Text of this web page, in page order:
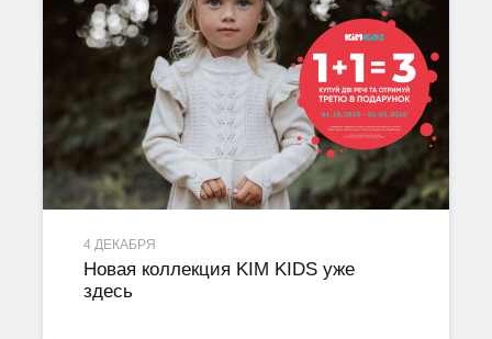
4 ДЕКАБРЯ
Новая коллекция KIM KIDS уже
здесь